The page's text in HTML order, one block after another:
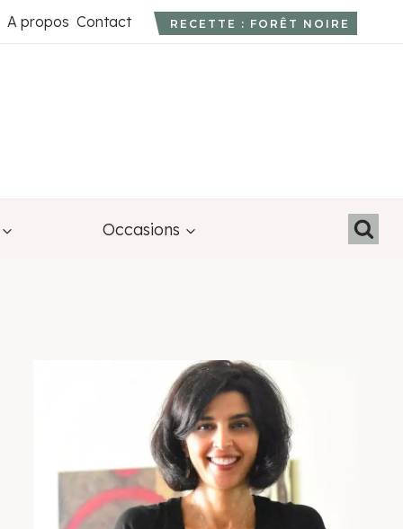
A propos Contact RECETTE : FORÊT NOIRE
Occasions